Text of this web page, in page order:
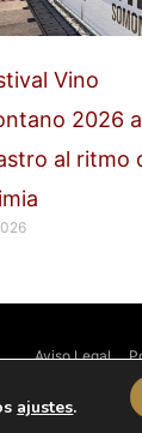
Vino
2026
al ritmo
Aviso Legal
ajustes.